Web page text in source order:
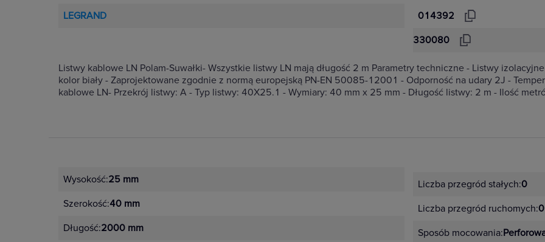
LEGRAND
014392
330080
Listwy kablowe LN Polam-Suwałki- Wszystkie listwy LN mają długość 2 m Parametry techniczne - Listwy
kolor biały - Zaprojektowane zgodnie z normą europejską PN-EN 50085-12001 - Odporność na udary 2J -
kablowe LN- Przekrój listwy: A - Typ listwy: 40X25.1 - Wymiary: 40 mm x 25 mm - Długość listwy: 2 m - Ilość
Wysokość:25 mm
Szerokość:40 mm
Długość:2000 mm
Liczba przegród stałych:0
Liczba przegród ruchomych:0
Sposób mocowania: